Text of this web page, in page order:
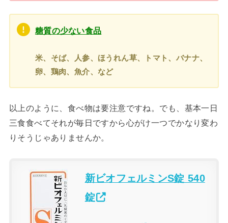
糖質の少ない食品
米、そば、人参、ほうれん草、トマト、バナナ、
卵、鶏肉、魚介、など
以上のように、食べ物は要注意ですね。でも、基本一日
三食食べてそれが毎日ですから心がけ一つでかなり変わ
りそうじゃありませんか。
新ビオフェルミンS錠 540
錠